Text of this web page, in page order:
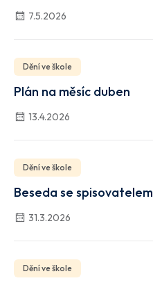
7.5.2026
Dění ve škole
Plán na měsíc duben
13.4.2026
Dění ve škole
Beseda se spisovatelem
31.3.2026
Dění ve škole